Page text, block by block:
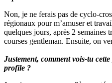
Non, je ne ferais pas de cyclo-
régionaux pour m’amuser et
quelques jours, après 2 semaines
courses gentleman. Ensuite, on
Justement, comment vois-tu
profile ?